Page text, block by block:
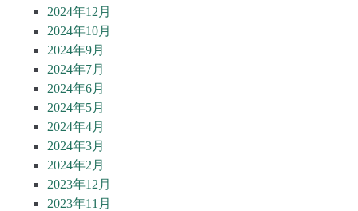
2024年12月
2024年10月
2024年9月
2024年7月
2024年6月
2024年5月
2024年4月
2024年3月
2024年2月
2023年12月
2023年11月